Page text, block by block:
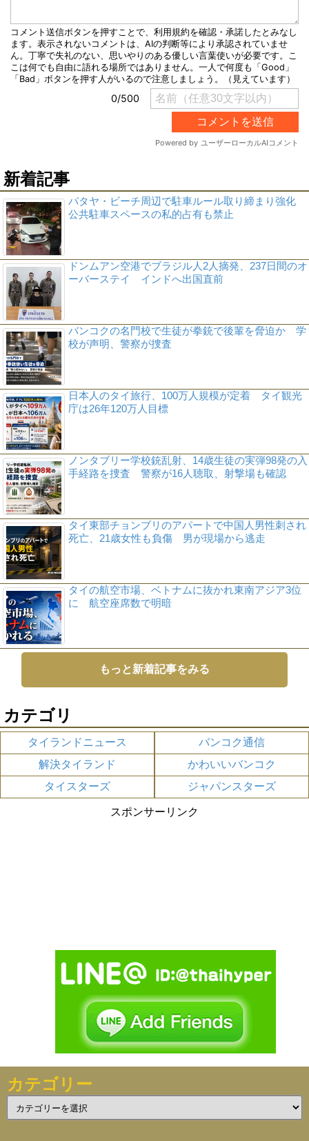
新着記事
パタヤ・ビーチ周辺で駐車ルール取り締まり強化
公共駐車スペースの私的占有も禁止
ドンムアン空港でブラジル人2人摘発、237日間のオ
ーバーステイ インドへ出国直前
バンコクの名門校で生徒が拳銃で後輩を脅迫か 学
校が声明、警察が捜査
日本人のタイ旅行、100万人規模が定着 タイ観光
庁は26年120万人目標
ノンタブリー学校銃乱射、14歳生徒の実弾98発の入
手経路を捜査 警察が16人聴取、射撃場も確認
タイ東部チョンブリのアパートで中国人男性刺され
死亡、21歳女性も負傷 男が現場から逃走
タイの航空市場、ベトナムに抜かれ東南アジア3位
に 航空座席数で明暗
もっと新着記事をみる
カテゴリ
タイランドニュース
バンコク通信
解決タイランド
かわいいバンコク
タイスターズ
ジャパンスターズ
スポンサーリンク
カテゴリー
テ